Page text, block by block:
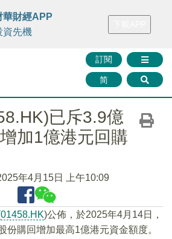
FINMETA 財華證券 媒體矩陣
訂閱
简
華財經APP
資先機
已斥3.9億
加1億港元回購
年4月15日 上午10:09
01458.HK)公佈，於2025年4月14日，
份購回增加最高1億港元資金額度。